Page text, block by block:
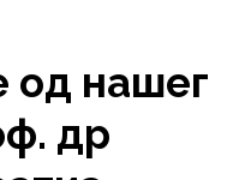
од нашег
др